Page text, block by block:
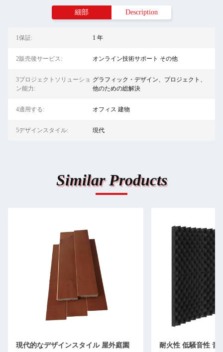
細部 Description
1保証: 1 年
2販売後サービス: オンライン技術サポート その他
3プロジェクトソリューショ
ン能力:
グラフィック・デザイン、プロジェクト、
他のための総解決
4適用する: オフィス 建物
5デザインスタイル: 現代
Similar Products
現代的なデザインスタイル 屋外庭園
耐火性 低騒音性 音